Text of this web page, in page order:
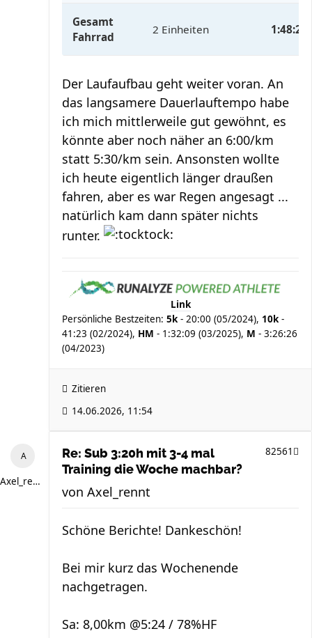
Gesamt
Fahrrad
2 Einheiten 1:48:20
Der Laufaufbau geht weiter voran. An
das langsamere Dauerlauftempo habe
ich mich mittlerweile gut gewöhnt, es
könnte aber noch näher an 6:00/km
statt 5:30/km sein. Ansonsten wollte
ich heute eigentlich länger draußen
fahren, aber es war Regen angesagt ...
natürlich kam dann später nichts
runter.
Link
Persönliche Bestzeiten: 5k- 20:00 (05/2024), 10k-
41:23 (02/2024), HM - 1:32:09 (03/2025), M - 3:26:26
(04/2023)
Zitieren
14.06.2026, 11:54
Axel_rennt
Re: Sub 3:20h mit 3-4 mal
Training die Woche machbar?
82561
von Axel_rennt
Schöne Berichte! Dankeschön!
Bei mir kurz das Wochenende
nachgetragen.
Sa: 8,00km @5:24 / 78%HF